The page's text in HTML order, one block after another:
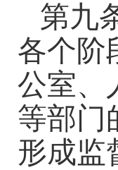
第九
各个阶
公室、
等部门
形成监